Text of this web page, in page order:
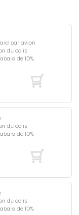
par avion
du colis
de 10%
du colis
de 10%
du colis
de 10%